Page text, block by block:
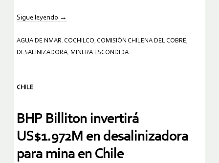
Sigue leyendo →
AGUA DE NMAR, COCHILCO, COMISIÓN CHILENA DEL COBRE,
DESALINIZADORA, MINERA ESCONDIDA
CHILE
BHP Billiton invertirá
US$1.972M en desalinizadora
para mina en Chile